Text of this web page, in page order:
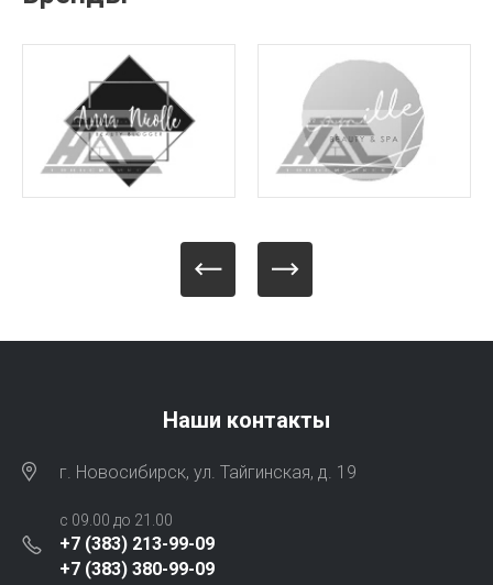
Наши контакты
г. Новосибирск, ул. Тайгинская, д. 19
с 09.00 до 21.00
+7 (383) 213-99-09
+7 (383) 380-99-09